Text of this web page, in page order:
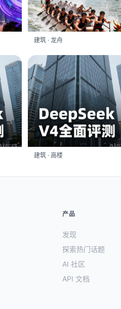
建筑 · 龙舟
建筑 · 高楼
产品
发现
探索热门话题
AI 社区
API 文档